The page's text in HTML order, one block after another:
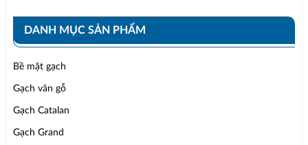
DANH MỤC SẢN PHẨM
Bề mặt gạch
Gạch vân gỗ
Gạch Catalan
Gạch Grand